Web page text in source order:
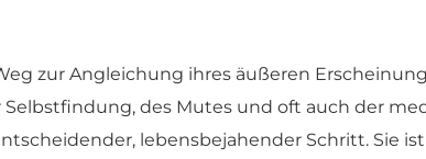
zur Angleichung ihres äußeren
des Mutes und oft auch der
lebensbejahender Schritt. Sie